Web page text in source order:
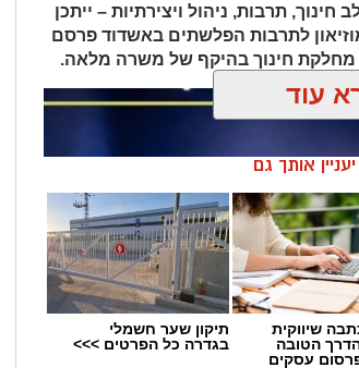
תרבות, ניהול ויצירתיות – ייתכן
לתרבות הפלשתים באשדוד פרסם
חינוך בהיקף של משרה מלאה.
עוד
אותך גם
שיווקית
הטובה
עסקים
תיקון שער חשמלי
בגדרה כל הפרטים >>>